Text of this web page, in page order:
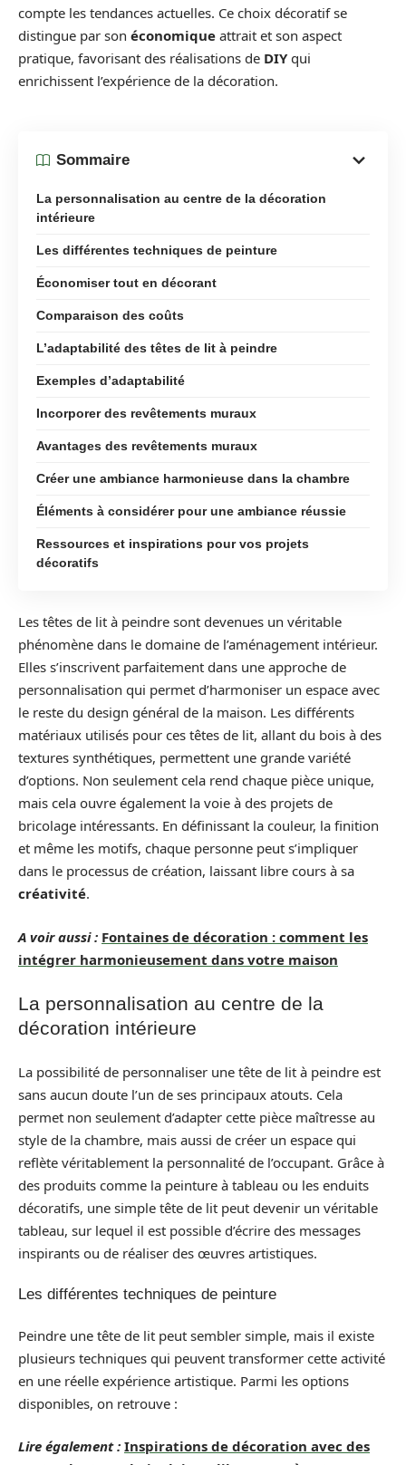
compte les tendances actuelles. Ce choix décoratif se
distingue par son économique attrait et son aspect
pratique, favorisant des réalisations de DIYqui
enrichissent l’expérience de la décoration.
Sommaire
La personnalisation au centre de la décoration
intérieure
Les différentes techniques de peinture
Économiser tout en décorant
Comparaison des coûts
L’adaptabilité des têtes de lit à peindre
Exemples d’adaptabilité
Incorporer des revêtements muraux
Avantages des revêtements muraux
Créer une ambiance harmonieuse dans la chambre
Éléments à considérer pour une ambiance réussie
Ressources et inspirations pour vos projets
décoratifs
Les têtes de lit à peindre sont devenues un véritable
phénomène dans le domaine de l’aménagement intérieur.
Elles s’inscrivent parfaitement dans une approche de
personnalisation qui permet d’harmoniser un espace avec
le reste du design général de la maison. Les différents
matériaux utilisés pour ces têtes de lit, allant du bois à des
textures synthétiques, permettent une grande variété
d’options. Non seulement cela rend chaque pièce unique,
mais cela ouvre également la voie à des projets de
bricolage intéressants. En définissant la couleur, la finition
et même les motifs, chaque personne peut s’impliquer
dans le processus de création, laissant libre cours à sa
créativité.
A voir aussi : Fontaines de décoration : comment les
intégrer harmonieusement dans votre maison
La personnalisation au centre de la
décoration intérieure
La possibilité de personnaliser une tête de lit à peindre est
sans aucun doute l’un de ses principaux atouts. Cela
permet non seulement d’adapter cette pièce maîtresse au
style de la chambre, mais aussi de créer un espace qui
reflète véritablement la personnalité de l’occupant. Grâce à
des produits comme la peinture à tableau ou les enduits
décoratifs, une simple tête de lit peut devenir un véritable
tableau, sur lequel il est possible d’écrire des messages
inspirants ou de réaliser des œuvres artistiques.
Les différentes techniques de peinture
Peindre une tête de lit peut sembler simple, mais il existe
plusieurs techniques qui peuvent transformer cette activité
en une réelle expérience artistique. Parmi les options
disponibles, on retrouve :
Lire également : Inspirations de décoration avec des